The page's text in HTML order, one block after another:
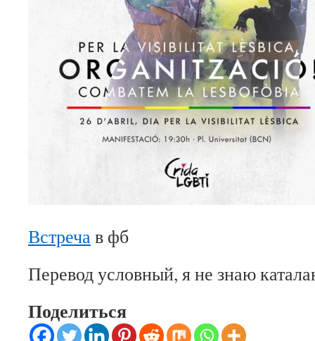
Встречав фб
Перевод условный, я не знаю
Поделиться